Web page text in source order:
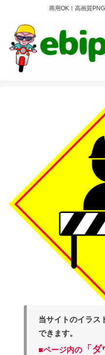
商用OK！高画質PNGのフ
当サイトのイラス
できます。
■ページ内の
「